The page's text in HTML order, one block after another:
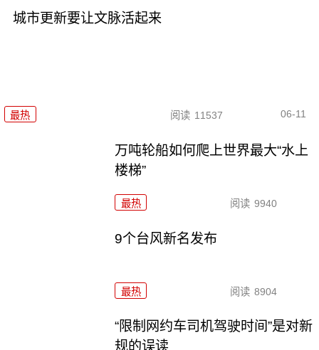
城市更新要让文脉活起来
最热 阅读 11537 06-11
万吨轮船如何爬上世界最大“水上
楼梯”
最热 阅读 9940
9个台风新名发布
最热 阅读 8904
“限制网约车司机驾驶时间”是对新
规的误读